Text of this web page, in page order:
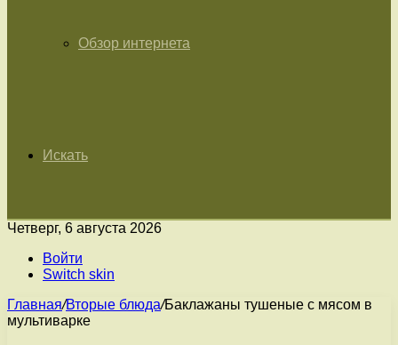
Обзор интернета
Искать
Четверг, 6 августа 2026
Войти
Switch skin
Главная/Вторые блюда/Баклажаны тушеные с мясом в
мультиварке